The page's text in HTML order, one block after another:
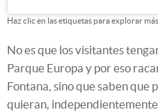
Haz clic en las etiquetas para explorar
No es que los visitantes
Parque Europa y por eso
Fontana, sino que saben que
quieran, independientemente